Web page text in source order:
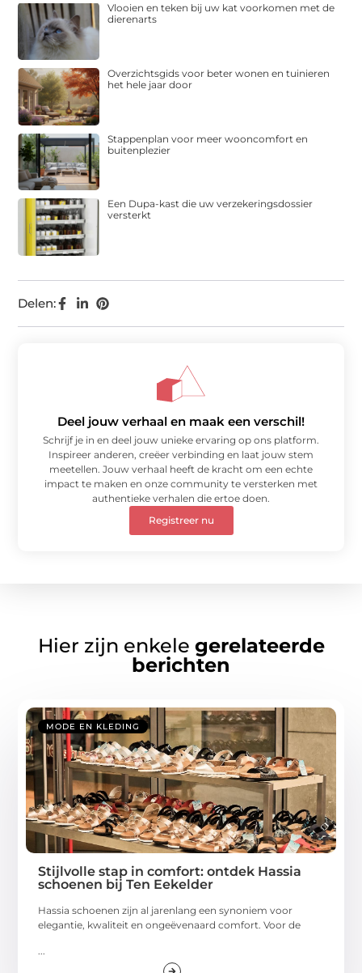
Delen:
Vlooien en teken bij uw kat voorkomen met de
dierenarts
Overzichtsgids voor beter wonen en tuinieren
het hele jaar door
Stappenplan voor meer wooncomfort en
buitenplezier
Een Dupa-kast die uw verzekeringsdossier
versterkt
Deel jouw verhaal en maak een verschil!
Schrijf je in en deel jouw unieke ervaring op ons platform.
Inspireer anderen, creëer verbinding en laat jouw stem
meetellen. Jouw verhaal heeft de kracht om een echte
impact te maken en onze community te versterken met
authentieke verhalen die ertoe doen.
Registreer nu
Hier zijn enkele gerelateerde
berichten
MODE EN KLEDING
Stijlvolle stap in comfort: ontdek Hassia
schoenen bij Ten Eekelder
Hassia schoenen zijn al jarenlang een synoniem voor
elegantie, kwaliteit en ongeëvenaard comfort. Voor de
...